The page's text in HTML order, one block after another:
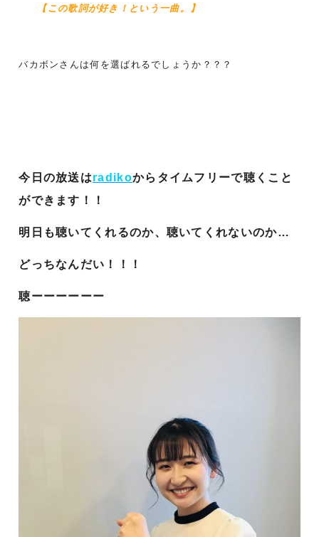
【この歌詞が好き！という一曲。】
バカボンさんは何を選ばれるでしょうか？？？
今日の放送はradikoからタイムフリーで聴くこと
ができます！！
明日も聴いてくれるのか、聴いてくれないのか…
どっちなんだい！！！
聴ーーーーーー